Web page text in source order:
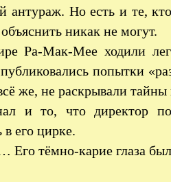
антураж. Но есть и те,
никак не могут.
Ра-Мак-Мее ходили
попытки
же, не раскрывали
и то, что директор
в его цирке.
Его тёмно-карие глаза